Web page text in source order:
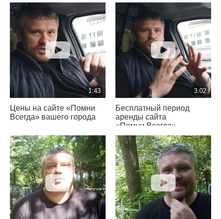
партнеров
1:43
Цены на сайте «Помни
Всегда» вашего города
3:02
Бесплатный период
аренды сайта
«Помни Всегда»